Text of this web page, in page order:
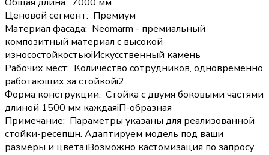
Ценовой сегмент: Премиум
Материал фасада: Neomarm - премиальный
композитный материал с высокой
износостойкостьюiИскусственный камень
Рабочих мест: Количество сотрудников, одновременно
работающих за стойкойi2
Форма конструкции: Стойка с двумя боковыми частями
длиной 1500 мм каждаяiП-образная
Примечание: Параметры указаны для реализованной
стойки-ресепшн. Адаптируем модель под ваши
размеры и цвета.iВозможно кастомизация по запросу